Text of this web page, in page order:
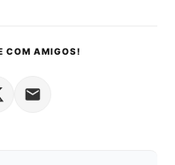
COM AMIGOS!